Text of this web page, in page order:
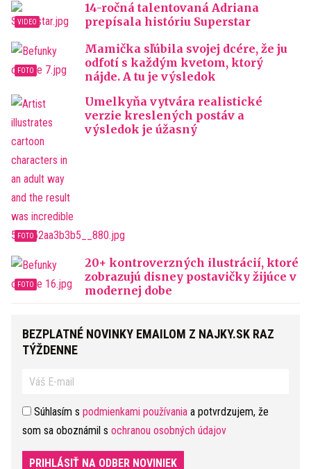
14-ročná talentovaná Adriana
prepísala históriu Superstar
Mamička sľúbila svojej dcére, že ju
odfotí s každým kvetom, ktorý
nájde. A tu je výsledok
Umelkyňa vytvára realistické
verzie kreslených postáv a
výsledok je úžasný
20+ kontroverzných ilustrácií, ktoré
zobrazujú disney postavičky žijúce v
modernej dobe
BEZPLATNÉ NOVINKY EMAILOM Z NAJKY.SK RAZ
TÝŽDENNE
Súhlasím s podmienkami používania a potvrdzujem, že
som sa oboznámil s ochranou osobných údajov
PRIHLÁSIŤ NA ODBER NOVINIEK